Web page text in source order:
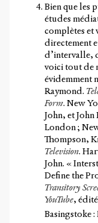
Bien que les
études
complètes et
directement
d’intervalle,
voici tout de
évidemment
Raymond.
Form. New
John, et
London ;
Thompson,
Television.
John. «
Define the
Transitory
YouTube,
Basingstoke